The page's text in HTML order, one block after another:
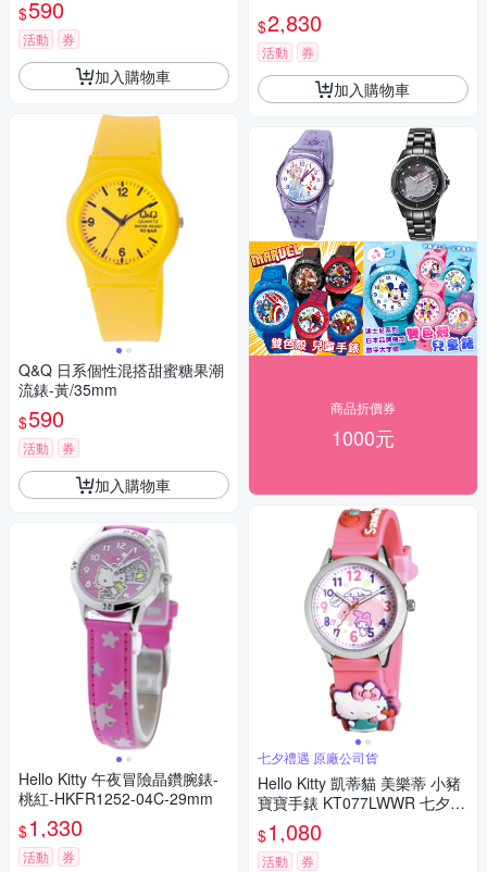
$590
活動 券
加入購物車
Q&Q 日系個性混搭甜蜜糖果潮
流錶-黃/35mm
$590
活動 券
加入購物車
Hello Kitty 午夜冒險晶鑽腕錶-
桃紅-HKFR1252-04C-29mm
$1,330
活動 券
$2,830
活動 券
加入購物車
商品折價券
1000元
七夕禮遇 原廠公司貨
Hello Kitty 凱蒂貓 美樂蒂 小豬
寶寶手錶 KT077LWWR 七夕寵
愛季 送禮推薦
$1,080
活動 券